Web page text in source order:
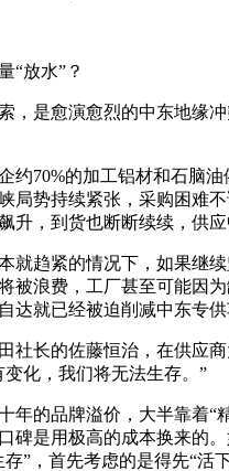
“放水”？
，是愈演愈烈的中东地缘
约70%的加工铝材和石脑
局势持续紧张，采购困难
升，到货也断断续续，供应
就趋紧的情况下，如果继
被浪费，工厂甚至可能因为
达就已经被迫削减中东专供
社长的佐藤恒治，在供应商
变化，我们将无法生存。”
年的品牌溢价，大半靠着“
碑是用极高的成本换来的
”，首先考虑的是得先“活